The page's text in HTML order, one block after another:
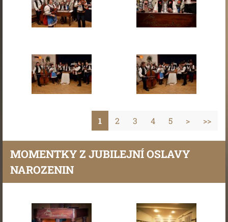
1 2 3 4 5 > >>
MOMENTKY Z JUBILEJNÍ OSLAVY
NAROZENIN